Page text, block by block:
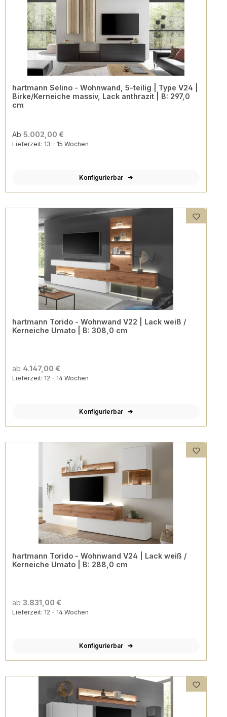
hartmann Selino - Wohnwand, 5-teilig | Type V24 |
Birke/Kerneiche massiv, Lack anthrazit | B: 297,0
cm
Ab 5.002,00 €
Lieferzeit: 13 - 15 Wochen
Konfigurierbar
hartmann Torido - Wohnwand V22 | Lack weiß /
Kerneiche Umato | B: 308,0 cm
ab 4.147,00 €
Lieferzeit: 12 - 14 Wochen
Konfigurierbar
hartmann Torido - Wohnwand V24 | Lack weiß /
Kerneiche Umato | B: 288,0 cm
ab 3.831,00 €
Lieferzeit: 12 - 14 Wochen
Konfigurierbar